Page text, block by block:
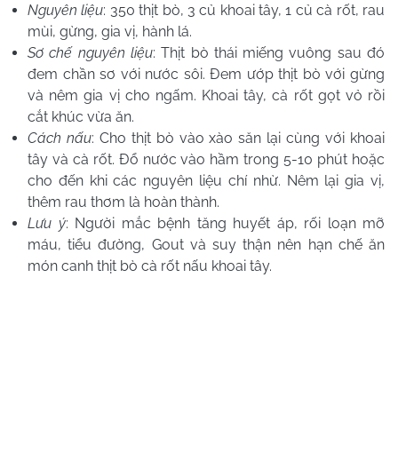
Nguyên liệu: 350 thịt bò, 3 củ khoai tây, 1 củ cà rốt, rau
mùi, gừng, gia vị, hành lá.
Sơ chế nguyên liệu: Thịt bò thái miếng vuông sau đó
đem chần sơ với nước sôi. Đem ướp thịt bò với gừng
và nêm gia vị cho ngấm. Khoai tây, cà rốt gọt vỏ rồi
cắt khúc vừa ăn.
Cách nấu: Cho thịt bò vào xào săn lại cùng với khoai
tây và cà rốt. Đổ nước vào hầm trong 5-10 phút hoặc
cho đến khi các nguyên liệu chí nhừ. Nêm lại gia vị,
thêm rau thơm là hoàn thành.
Lưu ý: Người mắc bệnh tăng huyết áp, rối loạn mỡ
máu, tiểu đường, Gout và suy thận nên hạn chế ăn
món canh thịt bò cà rốt nấu khoai tây.